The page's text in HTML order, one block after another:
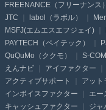
FREENANCE（フリーナンス
JTC
labol（ラボル）
MSFJ(エムエスエフジェイ)
PAYTECH（ペイテック）
QuQuMo（ククモ）
S-
えんナビ
アイファクター
アクティブサポート
アット
インボイスファクター
エー
キャッシュファクター
ジャ